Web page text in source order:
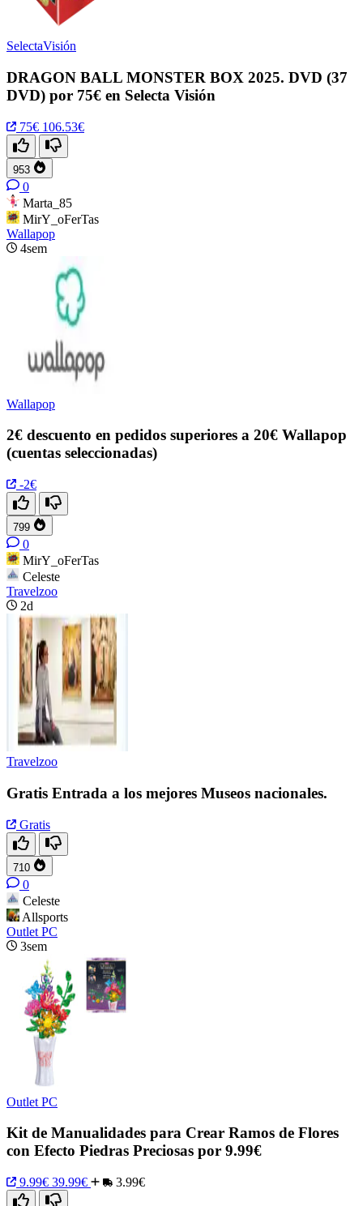
SelectaVisión
DRAGON BALL MONSTER BOX 2025. DVD (37
DVD) por 75€ en Selecta Visión
75€ 106.53€
953
0
Marta_85
MirY_oFerTas
Wallapop
4sem
Wallapop
2€ descuento en pedidos superiores a 20€ Wallapop
(cuentas seleccionadas)
-2€
799
0
MirY_oFerTas
Celeste
Travelzoo
2d
Travelzoo
Gratis Entrada a los mejores Museos nacionales.
Gratis
710
0
Celeste
Allsports
Outlet PC
3sem
Outlet PC
Kit de Manualidades para Crear Ramos de Flores
con Efecto Piedras Preciosas por 9.99€
9.99€ 39.99€ 3.99€